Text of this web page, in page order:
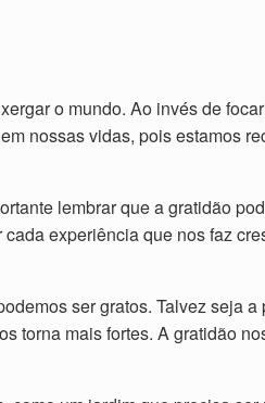
o mundo. Ao invés de
nossas vidas, pois estamos
lembrar que a gratidão
experiência que nos faz
ser gratos. Talvez seja
torna mais fortes. A gratidão